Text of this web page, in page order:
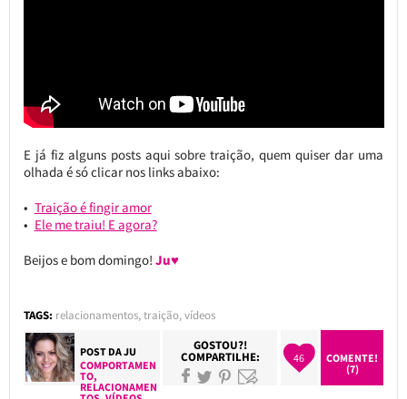
E já fiz alguns posts aqui sobre traição, quem quiser dar uma
olhada é só clicar nos links abaixo:
Traição é fingir amor
Ele me traiu! E agora?
Beijos e bom domingo! Ju♥
TAGS: relacionamentos,traição,vídeos
POST DAJU
COMPORTAMEN
TO,
RELACIONAMEN
GOSTOU?!
COMPARTILHE: 46
COMENTE!
(7)